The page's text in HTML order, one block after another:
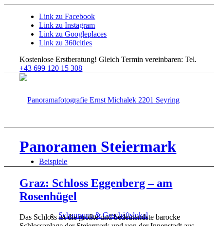
Link zu Facebook
Link zu Instagram
Link zu Googleplaces
Link zu 360cities
Kostenlose Erstberatung! Gleich Termin vereinbaren: Tel.
+43 699 120 15 308
Beispiele
Schauraum & Geschäftslokal
Panoramen Steiermark
Graz: Schloss Eggenberg – am
Rosenhügel
Das Schloss ist die größte und bedeutendste barocke